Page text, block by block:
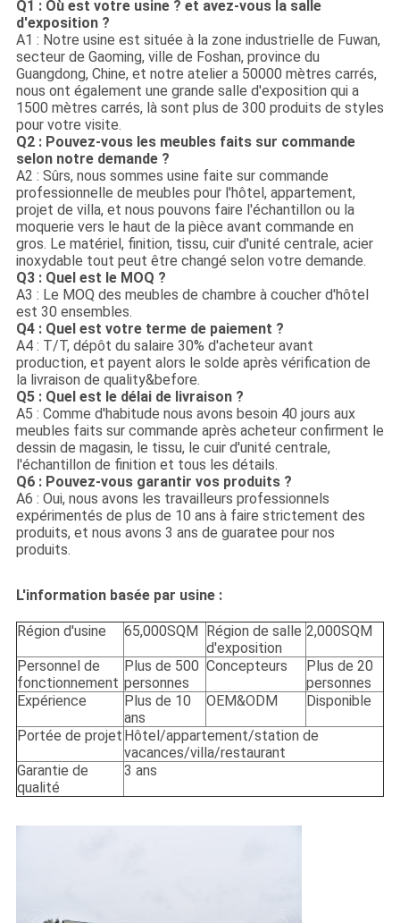
Q1 : Où est votre usine ? et avez-vous la salle
d'exposition ?
A1 : Notre usine est située à la zone industrielle de Fuwan,
secteur de Gaoming, ville de Foshan, province du
Guangdong, Chine, et notre atelier a 50000 mètres carrés,
nous ont également une grande salle d'exposition qui a
1500 mètres carrés, là sont plus de 300 produits de styles
pour votre visite.
Q2 : Pouvez-vous les meubles faits sur commande
selon notre demande ?
A2 : Sûrs, nous sommes usine faite sur commande
professionnelle de meubles pour l'hôtel, appartement,
projet de villa, et nous pouvons faire l'échantillon ou la
moquerie vers le haut de la pièce avant commande en
gros. Le matériel, finition, tissu, cuir d'unité centrale, acier
inoxydable tout peut être changé selon votre demande.
Q3 : Quel est le MOQ ?
A3 : Le MOQ des meubles de chambre à coucher d'hôtel
est 30 ensembles.
Q4 : Quel est votre terme de paiement ?
A4 : T/T, dépôt du salaire 30% d'acheteur avant
production, et payent alors le solde après vérification de
la livraison de quality&before.
Q5 : Quel est le délai de livraison ?
A5 : Comme d'habitude nous avons besoin 40 jours aux
meubles faits sur commande après acheteur confirment le
dessin de magasin, le tissu, le cuir d'unité centrale,
l'échantillon de finition et tous les détails.
Q6 : Pouvez-vous garantir vos produits ?
A6 : Oui, nous avons les travailleurs professionnels
expérimentés de plus de 10 ans à faire strictement des
produits, et nous avons 3 ans de guaratee pour nos
produits.
L'information basée par usine :
Région d'usine 65,000SQM Région de salle
d'exposition
2,000SQM
Personnel de
fonctionnement
Plus de 500
personnes
Concepteurs
Plus de 20
personnes
Expérience
Plus de 10
ans
OEM&ODM Disponible
Portée de projet Hôtel/appartement/station de
vacances/villa/restaurant
Garantie de
qualité
3 ans